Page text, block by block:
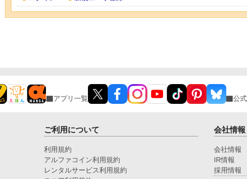
アプリ一覧 公
ご利用について
利用規約
アルファコイン利用規約
レンタルサービス利用規約
会社情報
会社情報
IR情報
採用情報